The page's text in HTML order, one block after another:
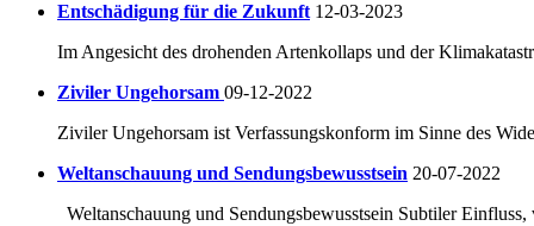
Entschädigung für die Zukunft 12-03-2023
Im Angesicht des drohenden Artenkollaps und der
Ziviler Ungehorsam 09-12-2022
Ziviler Ungehorsam ist Verfassungskonform im Sinne des
Weltanschauung und Sendungsbewusstsein 20-07-2022
Weltanschauung und Sendungsbewusstsein Subtiler